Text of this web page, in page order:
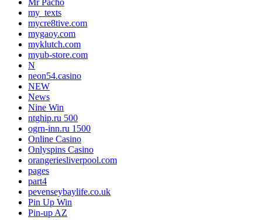
my_texts
mycre8tive.com
mygaoy.com
myklutch.com
myub-store.com
N
neon54.casino
NEW
News
Nine Win
ntghip.ru 500
ogrn-inn.ru 1500
Online Casino
Onlyspins Casino
orangeriesliverpool.com
pages
part4
pevenseybaylife.co.uk
Pin Up Win
Pin-up AZ